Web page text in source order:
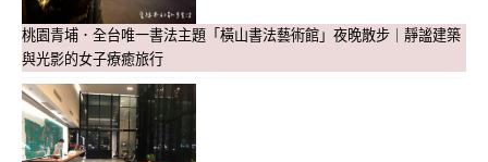
桃園青埔．全台唯一書法主題「橫山書法藝術館」夜晚散步｜靜謐建築
與光影的女子療癒旅行